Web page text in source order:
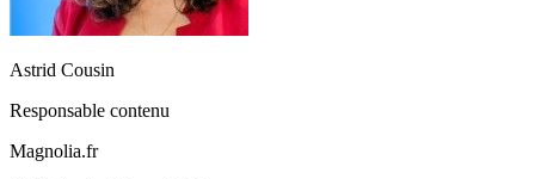
Astrid Cousin
Responsable contenu
Magnolia.fr